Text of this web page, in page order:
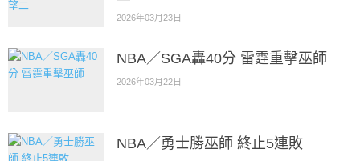
2026年03月23日
NBA／SGA轟40分 雷霆重擊巫師
2026年03月22日
NBA／勇士勝巫師 終止5連敗